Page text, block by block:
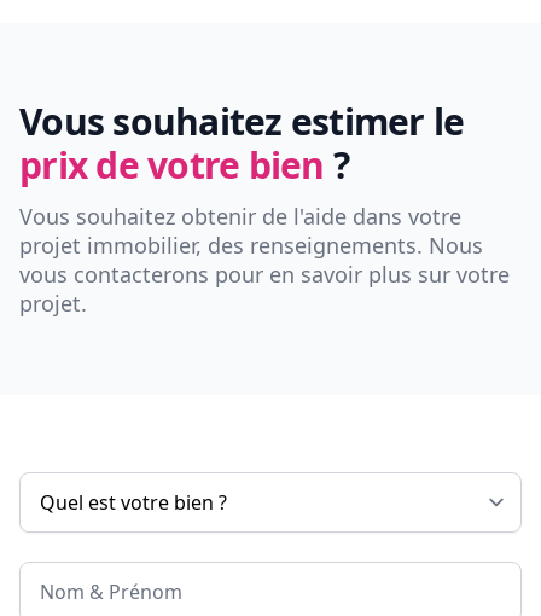
Vous souhaitez estimer le
prix de votre bien ?
Vous souhaitez obtenir de l'aide dans votre
projet immobilier, des renseignements. Nous
vous contacterons pour en savoir plus sur votre
projet.
Nom & Prénom